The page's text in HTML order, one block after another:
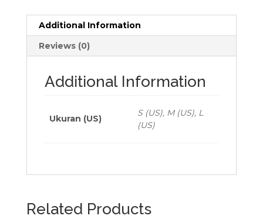
Additional Information
Reviews (0)
Additional Information
Ukuran (US)
S (US), M (US), L
(US)
Related Products